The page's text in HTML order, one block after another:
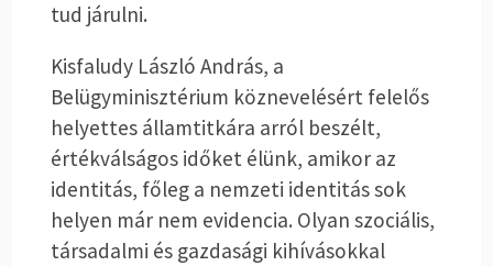
tud járulni.
Kisfaludy László András, a
Belügyminisztérium köznevelésért felelős
helyettes államtitkára arról beszélt,
értékválságos időket élünk, amikor az
identitás, főleg a nemzeti identitás sok
helyen már nem evidencia. Olyan szociális,
társadalmi és gazdasági kihívásokkal